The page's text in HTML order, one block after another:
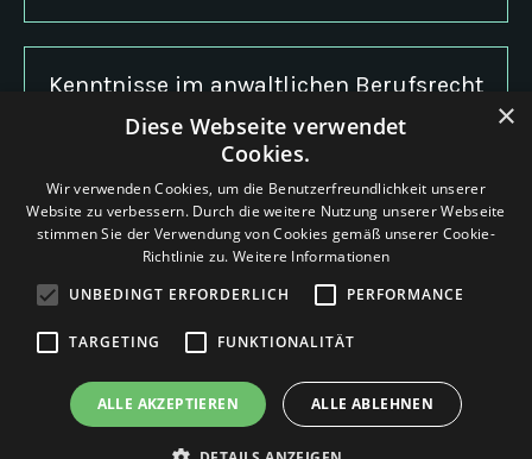
Kenntnisse im anwaltlichen Berufsrecht
nach §43f BRAO
350 Euro netto, 416,50 Euro brutto inklusive
gesetzlicher Umsatzsteuer
© 2026 Moritz Wahlster-Bode
Impressum
Datenschutzerklärung
×
Diese Webseite verwendet
Cookies.
Wir verwenden Cookies, um die Benutzerfreundlichkeit unserer
Website zu verbessern. Durch die weitere Nutzung unserer Webseite
stimmen Sie der Verwendung von Cookies gemäß unserer Cookie-
Richtlinie zu.Weitere Informationen
UNBEDINGT ERFORDERLICH
PERFORMANCE
TARGETING FUNKTIONALITÄT
ALLE AKZEPTIEREN ALLE ABLEHNEN